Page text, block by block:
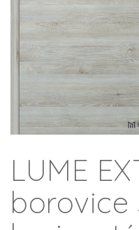
LUME
borovice